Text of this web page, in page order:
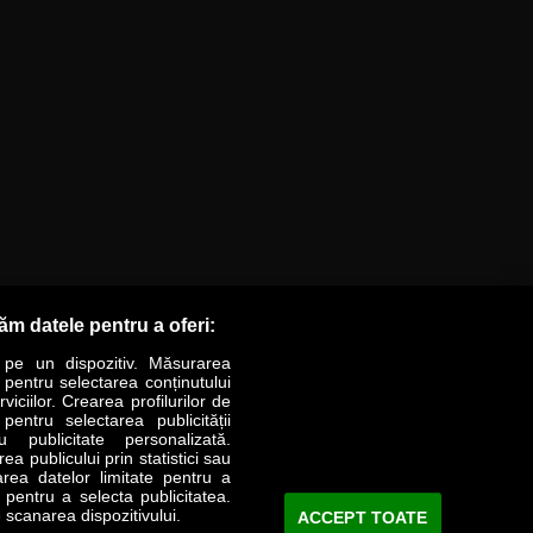
LIFESTYLE SPECIAL OPINII
Revista Business Magazin
datele pentru a oferi:
un dispozitiv. Măsurarea
selectarea conținutului
Crearea profilurilor de
selectarea publicității
publicitate personalizată.
publicului prin statistici sau
datelor limitate pentru a
a selecta publicitatea.
dispozitivului.
ACCEPT TOATE